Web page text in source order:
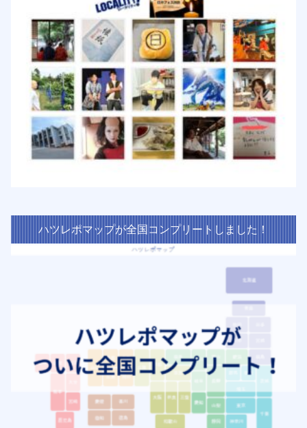
ハツレポマップが全国コンプリートしました！